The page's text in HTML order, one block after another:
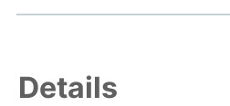
Details